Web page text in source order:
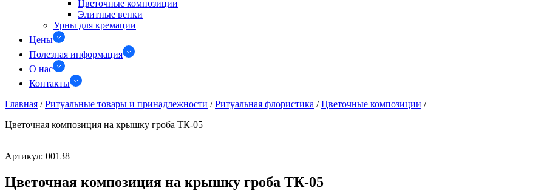
Цветочные композиции
Элитные венки
Урны для кремации
Цены
Полезная информация
О нас
Контакты
Главная / Ритуальные товары и принадлежности / Ритуальная флористика / Цветочные композиции /
Цветочная композиция на крышку гроба ТК-05
Артикул: 00138
Цветочная композиция на крышку гроба ТК-05